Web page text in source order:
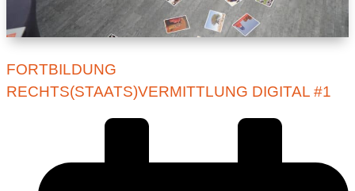
FORTBILDUNG
RECHTS(STAATS)VERMITTLUNG DIGITAL #1